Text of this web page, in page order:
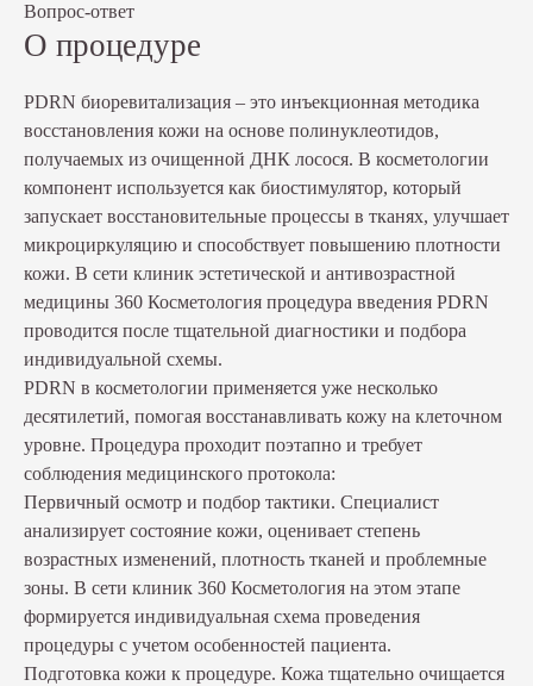
Вопрос-ответ
О процедуре
PDRN биоревитализация – это инъекционная методика
восстановления кожи на основе полинуклеотидов,
получаемых из очищенной ДНК лосося. В косметологии
компонент используется как биостимулятор, который
запускает восстановительные процессы в тканях, улучшает
микроциркуляцию и способствует повышению плотности
кожи. В сети клиник эстетической и антивозрастной
медицины 360 Косметология процедура введения PDRN
проводится после тщательной диагностики и подбора
индивидуальной схемы.
PDRN в косметологии применяется уже несколько
десятилетий, помогая восстанавливать кожу на клеточном
уровне. Процедура проходит поэтапно и требует
соблюдения медицинского протокола:
Первичный осмотр и подбор тактики. Специалист
анализирует состояние кожи, оценивает степень
возрастных изменений, плотность тканей и проблемные
зоны. В сети клиник 360 Косметология на этом этапе
формируется индивидуальная схема проведения
процедуры с учетом особенностей пациента.
Подготовка кожи к процедуре. Кожа тщательно очищается